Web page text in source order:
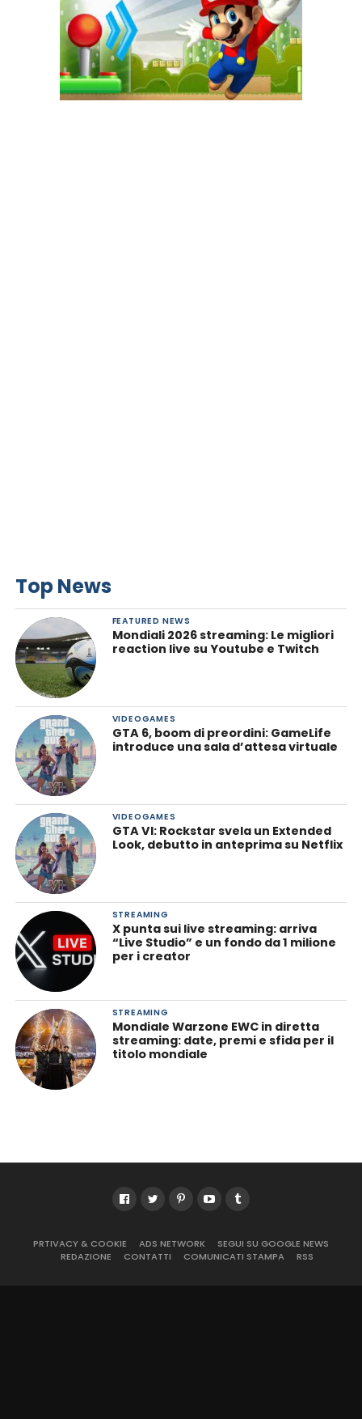
Top News
FEATURED NEWS
Mondiali 2026 streaming: Le migliori
reaction live su Youtube e Twitch
VIDEOGAMES
GTA 6, boom di preordini: GameLife
introduce una sala d’attesa virtuale
VIDEOGAMES
GTA VI: Rockstar svela un Extended
Look, debutto in anteprima su Netflix
STREAMING
X punta sui live streaming: arriva
“Live Studio” e un fondo da 1 milione
per i creator
STREAMING
Mondiale Warzone EWC in diretta
streaming: date, premi e sfida per il
titolo mondiale
PRTIVACY & COOKIE ADS NETWORK
SEGUI SU GOOGLE NEWS
REDAZIONE
CONTATTI COMUNICATI STAMPA RSS